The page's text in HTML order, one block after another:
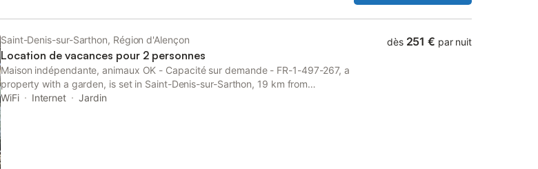
environs.
Saint-Denis-sur-Sarthon, Région d'Alençon
Location de vacances pour 2 personnes
Maison indépendante, animaux OK - Capacité sur demande - FR-1-497-267, a
property with a garden, is set in Saint-Denis-sur-Sarthon, 19 km from
Normandie-Maine Natural Regional Park, 19 km from Château de Carrouges,
WiFi Internet Jardin
dès 251 € par nuit